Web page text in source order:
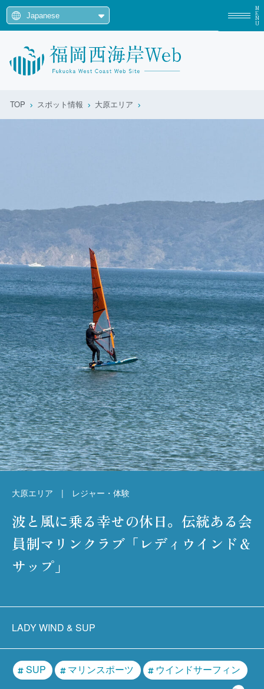
MENU
TOP スポット情報 大原エリア
大原エリア | レジャー・体験
波と風に乗る幸せの休日。伝統ある会
員制マリンクラブ「レディウインド＆
サップ」
LADY WIND & SUP
SUP マリンスポーツ ウインドサーフィン